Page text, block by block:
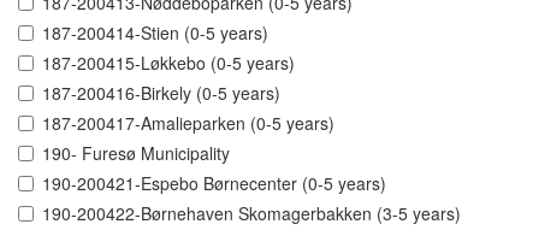
187-200414-Stien (0-5 years)
187-200415-Løkkebo (0-5 years)
187-200416-Birkely (0-5 years)
187-200417-Amalieparken (0-5 years)
190- Furesø Municipality
190-200421-Espebo Børnecenter (0-5 years)
190-200422-Børnehaven Skomagerbakken (3-5 years)